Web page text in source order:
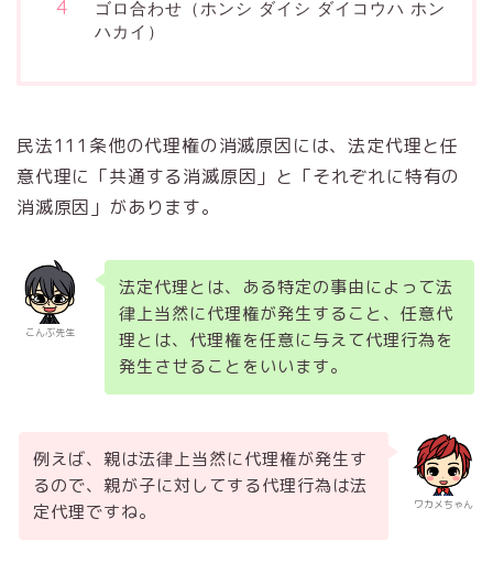
ゴロ合わせ（ホンシ ダイシ ダイコウハ ホン
ハカイ）
民法111条他の代理権の消滅原因には、法定代理と任
意代理に「共通する消滅原因」と「それぞれに特有の
消滅原因」があります。
こんぶ先生
法定代理とは、ある特定の事由によって法
律上当然に代理権が発生すること、任意代
理とは、代理権を任意に与えて代理行為を
発生させることをいいます。
ワカメちゃん
例えば、親は法律上当然に代理権が発生す
るので、親が子に対してする代理行為は法
定代理ですね。